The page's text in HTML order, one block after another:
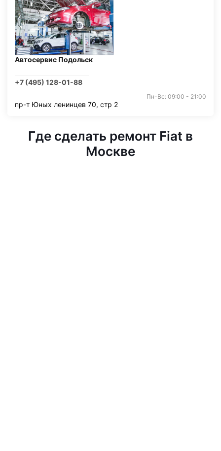
Автосервис Подольск
+7 (495) 128-01-88
Пн-Вс: 09:00 - 21:00
пр-т Юных ленинцев 70, стр 2
Где сделать ремонт Fiat в
Москве